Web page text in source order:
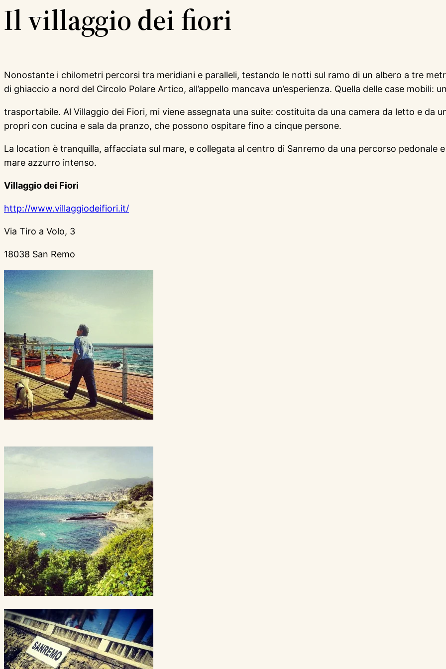
Il villaggio dei fiori
Nonostante i chilometri percorsi tra meridiani e paralleli, testando le notti sul ramo di un albero a tre
di ghiaccio a nord del Circolo Polare Artico, all’appello mancava un’esperienza. Quella delle case mobili:
trasportabile. Al Villaggio dei Fiori, mi viene assegnata una suite: costituita da una camera da letto e da
propri con cucina e sala da pranzo, che possono ospitare fino a cinque persone.
La location è tranquilla, affacciata sul mare, e collegata al centro di Sanremo da una percorso pedonale
mare azzurro intenso.
Villaggio dei Fiori
http://www.villaggiodeifiori.it/
Via Tiro a Volo, 3
18038 San Remo